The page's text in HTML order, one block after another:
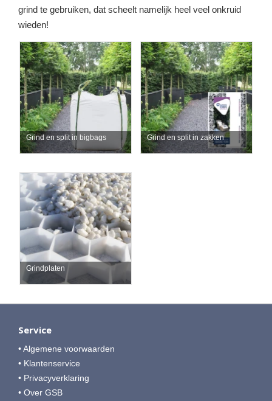
grind te gebruiken, dat scheelt namelijk heel veel onkruid
wieden!
Grind en split in bigbags Grind en split in zakken
Grindplaten
Service
• Algemene voorwaarden
• Klantenservice
• Privacyverklaring
• Over GSB